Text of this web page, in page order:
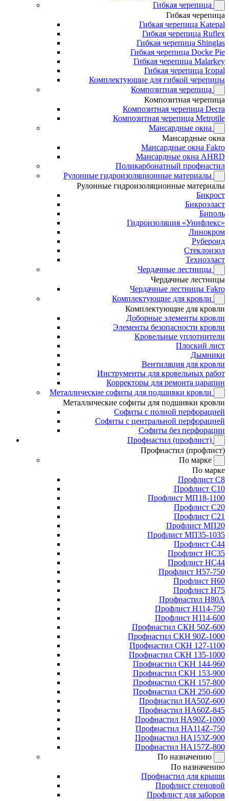
Гибкая черепица
Гибкая черепица
Гибкая черепица Katepal
Гибкая черепица Ruflex
Гибкая черепица Shinglas
Гибкая черепица Docke Pie
Гибкая черепица Malarkey
Гибкая черепица Icopal
Комплектующие для гибкой черепицы
Композитная черепица
Композитная черепица
Композитная черепица Decra
Композитная черепица Metrotile
Мансардные окна
Мансардные окна
Мансардные окна Fakro
Мансардные окна AHRD
Поликарбонатный профнастил
Рулонные гидроизоляционные материалы
Рулонные гидроизоляционные материалы
Бикрост
Бикроэласт
Биполь
Гидроизоляция «Унифлекс»
Линокром
Рубероид
Стеклоизол
Техноэласт
Чердачные лестницы
Чердачные лестницы
Чердачные лестницы Fakro
Комплектующие для кровли
Комплектующие для кровли
Доборные элементы кровли
Элементы безопасности кровли
Кровельные уплотнители
Плоский лист
Дымники
Вентиляция для кровли
Инструменты для кровельных работ
Корректоры для ремонта царапин
Металлические софиты для подшивки кровли
Металлические софиты для подшивки кровли
Софиты с полной перфорацией
Софиты с центральной перфорацией
Софиты без перфорации
Профнастил (профлист)
Профнастил (профлист)
По марке
По марке
Профлист С8
Профлист С10
Профлист МП18-1100
Профлист С20
Профлист С21
Профлист МП20
Профлист МП35-1035
Профлист С44
Профлист НС35
Профлист НС44
Профлист Н57-750
Профлист Н60
Профлист Н75
Профнастил Н80А
Профлист Н114-750
Профлист Н114-600
Профнастил СКН 50Z-600
Профнастил СКН 90Z-1000
Профнастил СКН 127-1100
Профнастил СКН 135-1000
Профнастил СКН 144-960
Профнастил СКН 153-900
Профнастил СКН 157-800
Профнастил СКН 250-600
Профнастил НА50Z-600
Профнастил НА60Z-845
Профнастил НА90Z-1000
Профнастил НА114Z-750
Профнастил НА153Z-900
Профнастил НА157Z-800
По назначению
По назначению
Профнастил для крыши
Профлист стеновой
Профлист для заборов